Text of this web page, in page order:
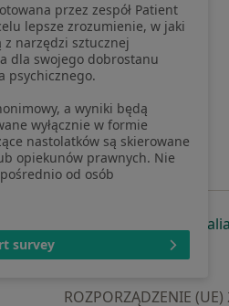
wyszukiwania
otwiera się w nowej
otwiera sięItalia
ROZPORZĄDZENIE
przez zespół Patient
lepsze zrozumienie, w jaki
z narzędzi sztucznej
dla swojego dobrostanu
psychicznego.
a wyniki będą
wyłącznie w formie
nastolatków są skierowane
opiekunów prawnych. Nie
od osób
survey